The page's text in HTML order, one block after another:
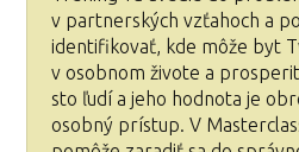
v partnerských vzťahoch a
identifikovať, kde môže byt
v osobnom živote a
sto ľudí a jeho hodnota je
osobný prístup. V